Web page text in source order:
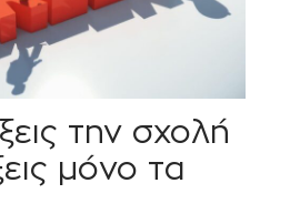
την σχολή
μόνο τα